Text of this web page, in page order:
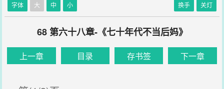
字体 大 中 小 换手 关灯
68 第六十八章-《七十年代不当后妈》
上一章 目录 存书签 下一章